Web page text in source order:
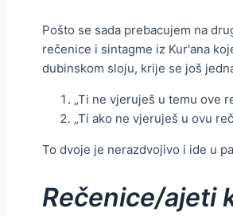
Pošto se sada prebacujem na
rečenice i sintagme iz Kur'ana
dubinskom sloju, krije se još
„Ti ne vjeruješ u temu ove
„Ti ako ne vjeruješ u ovu
To dvoje je nerazdvojivo i ide u
Rečenice/ajeti